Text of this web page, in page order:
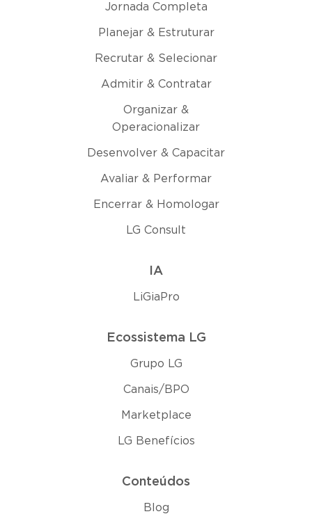
Jornada Completa
Planejar & Estruturar
Recrutar & Selecionar
Admitir & Contratar
Organizar &
Operacionalizar
Desenvolver & Capacitar
Avaliar & Performar
Encerrar & Homologar
LG Consult
IA
LiGiaPro
Ecossistema LG
Grupo LG
Canais/BPO
Marketplace
LG Benefícios
Conteúdos
Blog